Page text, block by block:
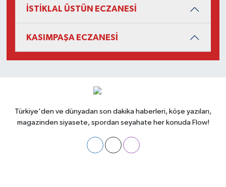
İSTİKLAL ÜSTÜN ECZANESİ
KASIMPAŞA ECZANESİ
Türkiye'den ve dünyadan son dakika haberleri, köşe yazıları,
magazinden siyasete, spordan seyahate her konuda Flow!